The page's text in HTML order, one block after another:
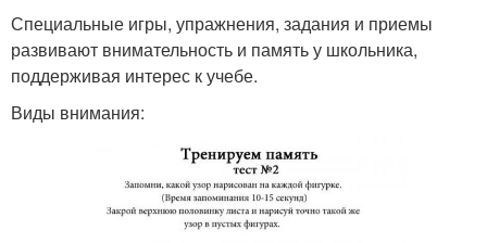
Специальные игры, упражнения, задания и приемы
развивают внимательность и память у школьника,
поддерживая интерес к учебе.
Виды внимания: